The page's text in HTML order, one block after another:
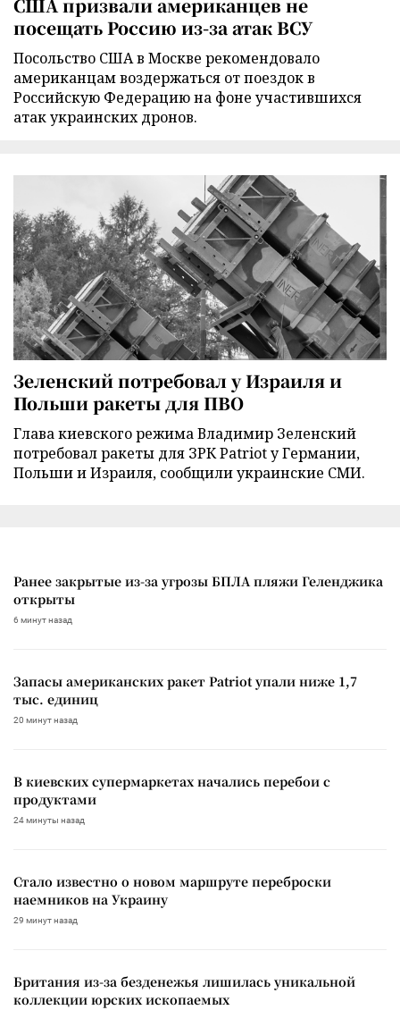
посещать Россию из-за атак ВСУ
Посольство США в Москве рекомендовало
американцам воздержаться от поездок в
Российскую Федерацию на фоне участившихся
атак украинских дронов.
Зеленский потребовал у Израиля и
Польши ракеты для ПВО
Глава киевского режима Владимир Зеленский
потребовал ракеты для ЗРК Patriot у Германии,
Польши и Израиля, сообщили украинские СМИ.
Ранее закрытые из-за угрозы БПЛА пляжи Геленджика
открыты
6 минут назад
Запасы американских ракет Patriot упали ниже 1,7
тыс. единиц
20 минут назад
В киевских супермаркетах начались перебои с
продуктами
24 минуты назад
Стало известно о новом маршруте переброски
наемников на Украину
29 минут назад
Британия из-за безденежья лишилась уникальной
коллекции юрских ископаемых